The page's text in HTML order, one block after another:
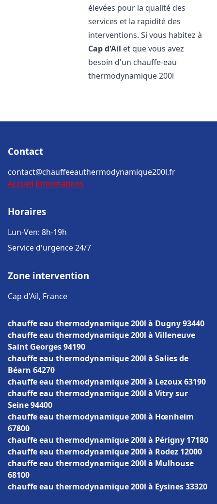
élevées pour la qualité des
services et la rapidité des
interventions. Si vous habitez à
Cap d'Ail et que vous avez
besoin d'un chauffe-eau
thermodynamique 200l
Contact
contact@chauffeeauthermodynamique200l.fr
Accueil Informations
Horaires
Lun-Ven: 8h-19h
Service d'urgence 24/7
Zone intervention
Cap d'Ail, France
chauffe eau thermodynamique 200l à Dugny 93440
chauffe eau thermodynamique 200l à Villeneuve
Saint Georges 94190
chauffe eau thermodynamique 200l à Salies de
Béarn 64270
chauffe eau thermodynamique 200l à Lezoux 63190
chauffe eau thermodynamique 200l à Vitry sur
Seine 94400
chauffe eau thermodynamique 200l à Hœnheim
67800
chauffe eau thermodynamique 200l à Périgny 17180
chauffe eau thermodynamique 200l à Rodez 12000
chauffe eau thermodynamique 200l à Mulhouse
68100
chauffe eau thermodynamique 200l à Eysines 33320